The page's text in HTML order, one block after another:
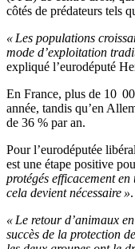
côtés de prédateurs tels
« Les populations
mode d’exploitation
expliqué l’eurodéputé
En France, plus de 10
année, tandis qu’en
de 36 % par an.
Pour l’eurodéputée
est une étape positive
protégés efficacement
cela devient nécessaire ».
« Le retour d’animaux
succès de la protection